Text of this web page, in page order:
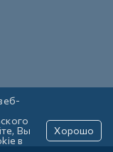
Вы
в
Хорошо